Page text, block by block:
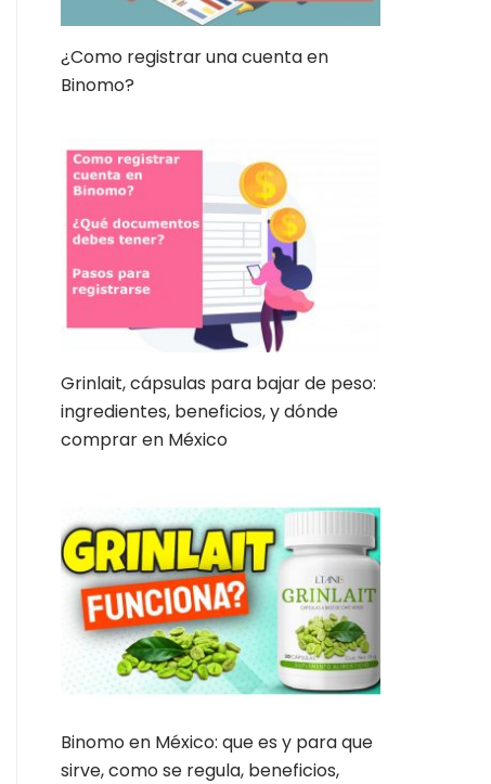
¿Como registrar una cuenta en
Binomo?
Grinlait, cápsulas para bajar de peso:
ingredientes, beneficios, y dónde
comprar en México
Binomo en México: que es y para que
sirve, como se regula, beneficios,